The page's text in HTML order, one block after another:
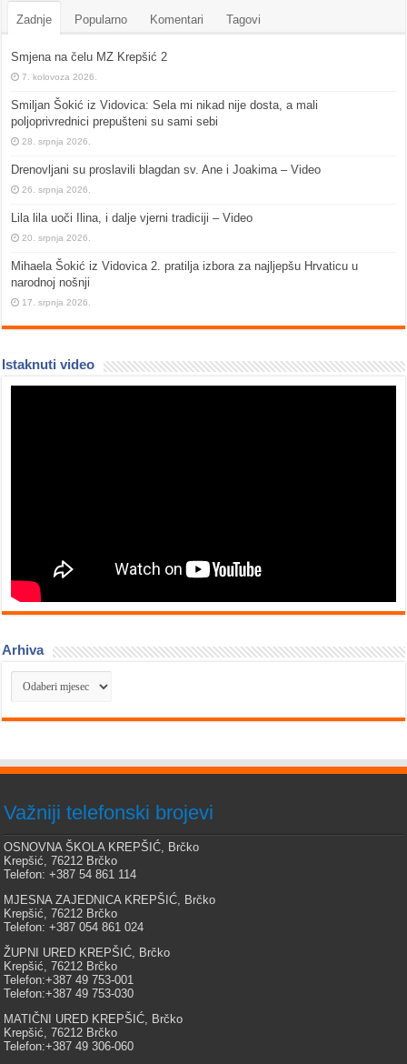
Zadnje Popularno Komentari Tagovi
Smjena na čelu MZ Krepšić 2
7. kolovoza 2026.
Smiljan Šokić iz Vidovica: Sela mi nikad nije dosta, a mali
poljoprivrednici prepušteni su sami sebi
28. srpnja 2026.
Drenovljani su proslavili blagdan sv. Ane i Joakima – Video
26. srpnja 2026.
Lila lila uoči Ilina, i dalje vjerni tradiciji – Video
20. srpnja 2026.
Mihaela Šokić iz Vidovica 2. pratilja izbora za najljepšu Hrvaticu u
narodnoj nošnji
17. srpnja 2026.
Istaknuti video
Arhiva
Arhiva
Važniji telefonski brojevi
OSNOVNA ŠKOLA KREPŠIĆ, Brčko
Krepšić, 76212 Brčko
Telefon: +387 54 861 114
MJESNA ZAJEDNICA KREPŠIĆ, Brčko
Krepšić, 76212 Brčko
Telefon: +387 054 861 024
ŽUPNI URED KREPŠIĆ, Brčko
Krepšić, 76212 Brčko
Telefon:+387 49 753-001
Telefon:+387 49 753-030
MATIČNI URED KREPŠIĆ, Brčko
Krepšić, 76212 Brčko
Telefon:+387 49 306-060